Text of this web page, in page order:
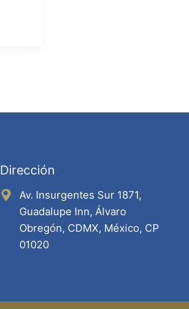
Dirección
Av. Insurgentes Sur 1871,
Guadalupe Inn, Álvaro
Obregón, CDMX, México, CP
01020